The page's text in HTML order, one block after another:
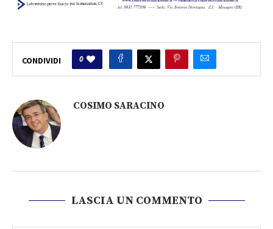
CONDIVIDI 0
COSIMO SARACINO
LASCIA UN COMMENTO